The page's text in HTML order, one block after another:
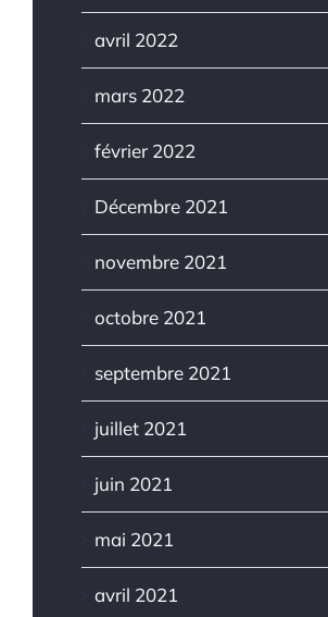
avril 2022
mars 2022
février 2022
Décembre 2021
novembre 2021
octobre 2021
septembre 2021
juillet 2021
juin 2021
mai 2021
avril 2021